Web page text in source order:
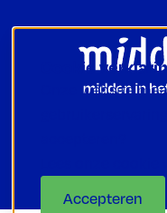
Cookie
Onze website
Accepteren
Footer